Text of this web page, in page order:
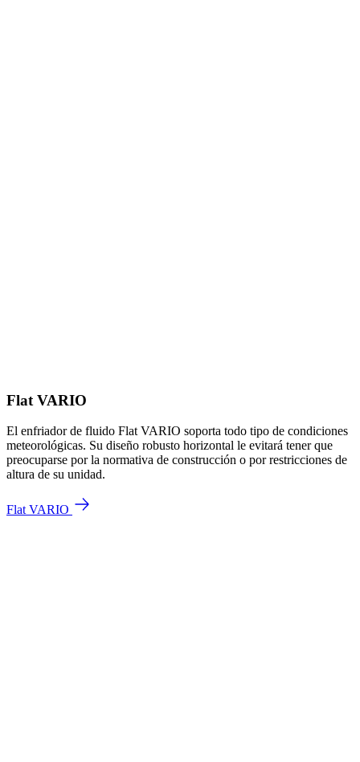
Flat VARIO
El enfriador de fluido Flat VARIO soporta todo tipo de condiciones
meteorológicas. Su diseño robusto horizontal le evitará tener que
preocuparse por la normativa de construcción o por restricciones de
altura de su unidad.
Flat VARIO